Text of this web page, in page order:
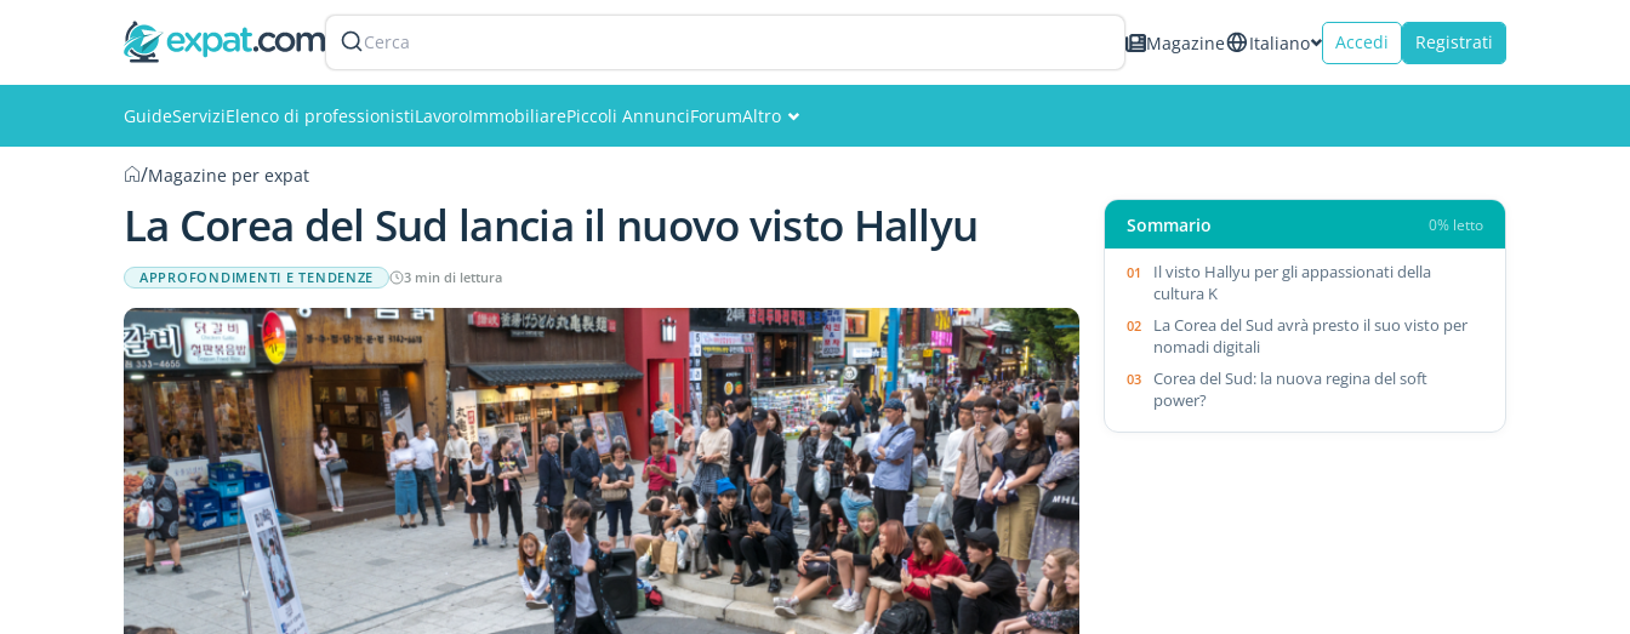
Cerca Magazine Italiano Accedi Registrati
GuideServiziElenco di professionistiLavoroImmobiliarePiccoli AnnunciForumAltro
Utenti
/Magazine per expat
La Corea del Sud lancia il nuovo visto Hallyu
APPROFONDIMENTI E TENDENZE 3 min di lettura
Sommario 0% letto
Il visto Hallyu per gli appassionati della
cultura K
La Corea del Sud avrà presto il suo visto per
nomadi digitali
Corea del Sud: la nuova regina del soft
power?